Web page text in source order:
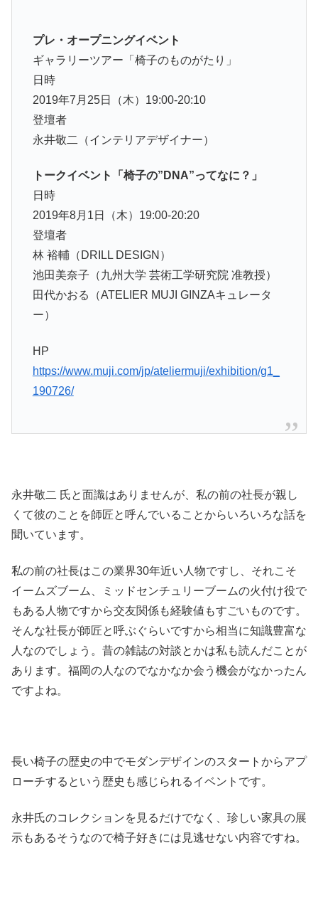
プレ・オープニングイベント
ギャラリーツアー「椅子のものがたり」
日時
2019年7月25日（木）19:00-20:10
登壇者
永井敬二（インテリアデザイナー）
トークイベント「椅子の”DNA”ってなに？」
日時
2019年8月1日（木）19:00-20:20
登壇者
林 裕輔（DRILL DESIGN）
池田美奈子（九州大学 芸術工学研究院 准教授）
田代かおる（ATELIER MUJI GINZAキュレータ
ー）
HP
https://www.muji.com/jp/ateliermuji/exhibition/g1_
190726/
永井敬二 氏と面識はありませんが、私の前の社長が親し
くて彼のことを師匠と呼んでいることからいろいろな話を
聞いています。
私の前の社長はこの業界30年近い人物ですし、それこそ
イームズブーム、ミッドセンチュリーブームの火付け役で
もある人物ですから交友関係も経験値もすごいものです。
そんな社長が師匠と呼ぶぐらいですから相当に知識豊富な
人なのでしょう。昔の雑誌の対談とかは私も読んだことが
あります。福岡の人なのでなかなか会う機会がなかったん
ですよね。
長い椅子の歴史の中でモダンデザインのスタートからアプ
ローチするという歴史も感じられるイベントです。
永井氏のコレクションを見るだけでなく、珍しい家具の展
示もあるそうなので椅子好きには見逃せない内容ですね。